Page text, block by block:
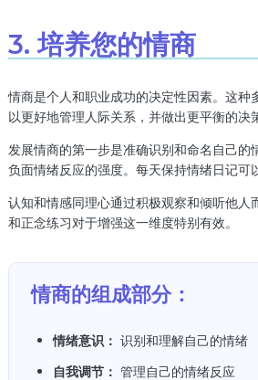
3. 培养您的情商
情商是个人和职业成功的决定性因素。这
以更好地管理人际关系，并做出更平衡的决
发展情商的第一步是准确识别和命名自己
负面情绪反应的强度。每天保持情绪日记可
认知和情感同理心通过积极观察和倾听他
和正念练习对于增强这一维度特别有效。
情商的组成部分：
情绪意识： 识别和理解自己的情绪
自我调节： 管理自己的情绪反应